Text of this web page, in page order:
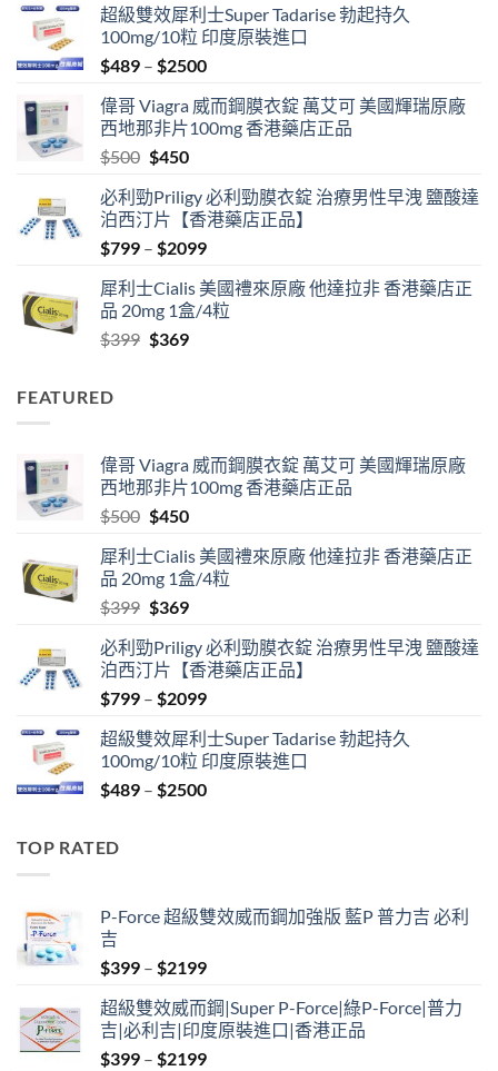
超級雙效犀利士Super Tadarise 勃起持久
100mg/10粒 印度原裝進口
$489 – $2500Price
$489
through
偉哥 Viagra 威而鋼膜衣錠 萬艾可 美國輝瑞原廠
西地那非片100mg 香港藥店正品
$500 Original
was:
$500.
$450Current
is:
$450.
必利勁Priligy 必利勁膜衣錠 治療男性早洩 鹽酸達
泊西汀片【香港藥店正品】
$799 – $2099Price
$799
through
犀利士Cialis 美國禮來原廠 他達拉非 香港藥店正
品 20mg 1盒/4粒
$399 Original
$369Current
FEATURED
偉哥 Viagra 威而鋼膜衣錠 萬艾可 美國輝瑞原廠
西地那非片100mg 香港藥店正品
$500 Original
was:
$500.
$450Current
is:
$450.
犀利士Cialis 美國禮來原廠 他達拉非 香港藥店正
品 20mg 1盒/4粒
$399 Original
was:
$399.
$369Current
is:
$369.
必利勁Priligy 必利勁膜衣錠 治療男性早洩 鹽酸達
泊西汀片【香港藥店正品】
$799 – $2099Price
$799
through
$2099
超級雙效犀利士Super Tadarise 勃起持久
100mg/10粒 印度原裝進口
$489 – $2500Price
TOP RATED
P-Force 超級雙效威而鋼加強版 藍P 普力吉 必利
吉
$399 – $2199Price
$399
through
$2199
超級雙效威而鋼|Super P-Force|綠P-Force|普力
吉|必利吉|印度原裝進口|香港正品
$399 – $2199Price